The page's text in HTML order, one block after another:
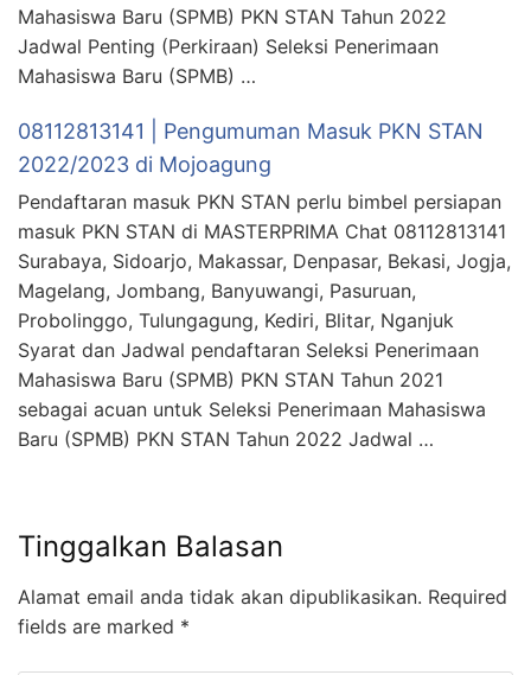
Mahasiswa Baru (SPMB) PKN STAN Tahun 2022
Jadwal Penting (Perkiraan) Seleksi Penerimaan
Mahasiswa Baru (SPMB) …
08112813141 | Pengumuman Masuk PKN STAN
2022/2023 di Mojoagung
Pendaftaran masuk PKN STAN perlu bimbel persiapan
masuk PKN STAN di MASTERPRIMA Chat 08112813141
Surabaya, Sidoarjo, Makassar, Denpasar, Bekasi, Jogja,
Magelang, Jombang, Banyuwangi, Pasuruan,
Probolinggo, Tulungagung, Kediri, Blitar, Nganjuk
Syarat dan Jadwal pendaftaran Seleksi Penerimaan
Mahasiswa Baru (SPMB) PKN STAN Tahun 2021
sebagai acuan untuk Seleksi Penerimaan Mahasiswa
Baru (SPMB) PKN STAN Tahun 2022 Jadwal …
Tinggalkan Balasan
Alamat email anda tidak akan dipublikasikan. Required
fields are marked *